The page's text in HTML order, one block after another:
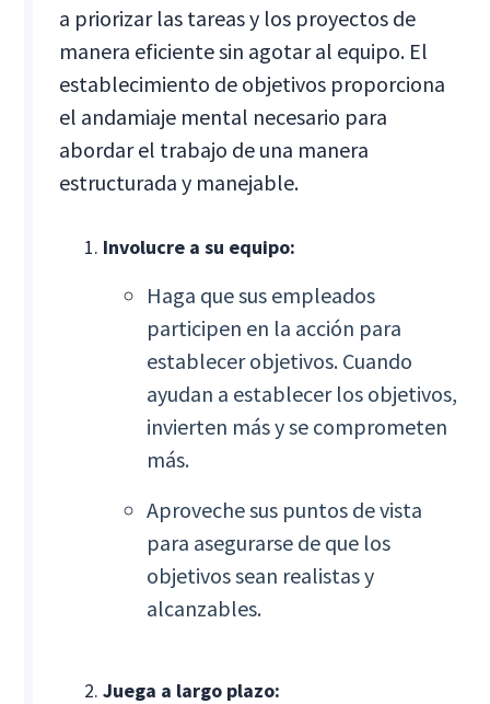
a priorizar las tareas y los proyectos de
manera eficiente sin agotar al equipo. El
establecimiento de objetivos proporciona
el andamiaje mental necesario para
abordar el trabajo de una manera
estructurada y manejable.
Involucre a su equipo:
Haga que sus empleados
participen en la acción para
establecer objetivos. Cuando
ayudan a establecer los objetivos,
invierten más y se comprometen
más.
Aproveche sus puntos de vista
para asegurarse de que los
objetivos sean realistas y
alcanzables.
Juega a largo plazo: